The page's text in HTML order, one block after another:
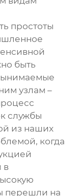
простоты
быть
узлам –
службы
из наших
когда
в
перешли на